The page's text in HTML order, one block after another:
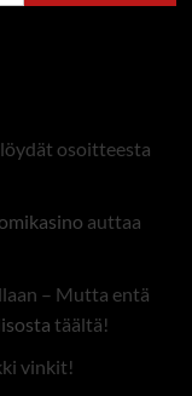
osoitteesta
auttaa
– Mutta entä
täältä!
vinkit!